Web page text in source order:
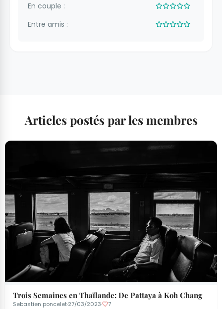
En couple :
Entre amis :
Articles postés par les membres
Trois Semaines en Thaïlande: De Pattaya à Koh Chang
Sebastien poncelet·27/03/2023· 7